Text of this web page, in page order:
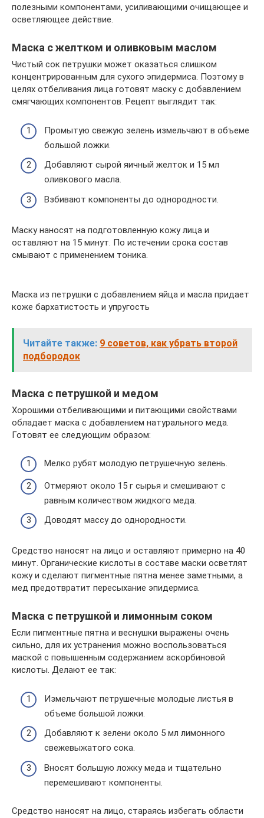
полезными компонентами, усиливающими очищающее и
осветляющее действие.
Маска с желтком и оливковым маслом
Чистый сок петрушки может оказаться слишком
концентрированным для сухого эпидермиса. Поэтому в
целях отбеливания лица готовят маску с добавлением
смягчающих компонентов. Рецепт выглядит так:
Промытую свежую зелень измельчают в объеме
большой ложки.
Добавляют сырой яичный желток и 15 мл
оливкового масла.
Взбивают компоненты до однородности.
Маску наносят на подготовленную кожу лица и
оставляют на 15 минут. По истечении срока состав
смывают с применением тоника.
Маска из петрушки с добавлением яйца и масла придает
коже бархатистость и упругость
Читайте также: 9 советов, как убрать второй
подбородок
Маска с петрушкой и медом
Хорошими отбеливающими и питающими свойствами
обладает маска с добавлением натурального меда.
Готовят ее следующим образом:
Мелко рубят молодую петрушечную зелень.
Отмеряют около 15 г сырья и смешивают с
равным количеством жидкого меда.
Доводят массу до однородности.
Средство наносят на лицо и оставляют примерно на 40
минут. Органические кислоты в составе маски осветлят
кожу и сделают пигментные пятна менее заметными, а
мед предотвратит пересыхание эпидермиса.
Маска с петрушкой и лимонным соком
Если пигментные пятна и веснушки выражены очень
сильно, для их устранения можно воспользоваться
маской с повышенным содержанием аскорбиновой
кислоты. Делают ее так:
Измельчают петрушечные молодые листья в
объеме большой ложки.
Добавляют к зелени около 5 мл лимонного
свежевыжатого сока.
Вносят большую ложку меда и тщательно
перемешивают компоненты.
Средство наносят на лицо, стараясь избегать области